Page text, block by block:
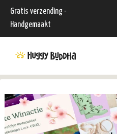
naar
inhoud
Gratis verzending -
Handgemaakt